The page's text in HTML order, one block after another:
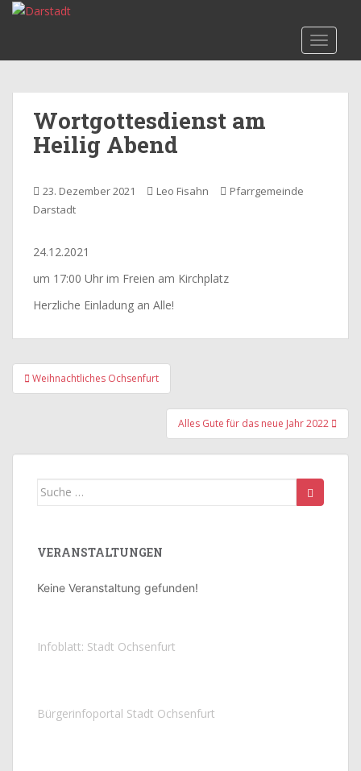
p
Wortgottesdienst am
Heilig Abend
23. Dezember 2021 Leo Fisahn
Pfarrgemeinde
Darstadt
24.12.2021
um 17:00 Uhr im Freien am Kirchplatz
Herzliche Einladung an Alle!
Beitragsnavigation
Weihnachtliches Ochsenfurt
Alles Gute für das neue Jahr 2022
Suche
VERANSTALTUNGEN
Keine Veranstaltung gefunden!
Infoblatt: Stadt Ochsenfurt
Bürgerinfoportal Stadt Ochsenfurt